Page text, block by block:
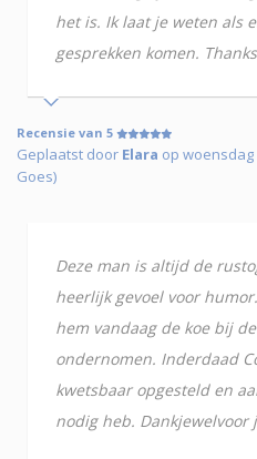
het is. Ik laat je weten als
gesprekken komen.
Recensie van 5
Geplaatst door Elara op woensdag
Goes)
Deze man is altijd de
heerlijk gevoel voor
hem vandaag de koe bij
ondernomen. Inderdaad
kwetsbaar opgesteld en
nodig heb. Dankjewelvoor